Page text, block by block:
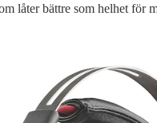
låter bättre som helhet för